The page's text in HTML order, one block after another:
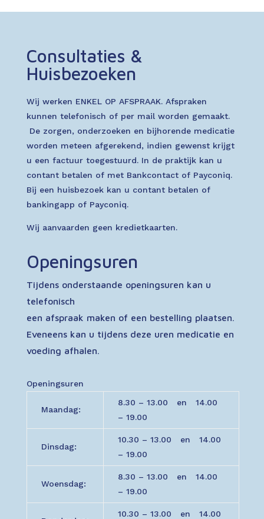
Consultaties &
Huisbezoeken
Wij werken ENKEL OP AFSPRAAK. Afspraken
kunnen telefonisch of per mail worden gemaakt.
De zorgen, onderzoeken en bijhorende medicatie
worden meteen afgerekend, indien gewenst krijgt
u een factuur toegestuurd. In de praktijk kan u
contant betalen of met Bankcontact of Payconiq.
Bij een huisbezoek kan u contant betalen of
bankingapp of Payconiq.
Wij aanvaarden geen kredietkaarten.
Openingsuren
Tijdens onderstaande openingsuren kan u
telefonisch
een afspraak maken of een bestelling plaatsen.
Eveneens kan u tijdens deze uren medicatie en
voeding afhalen.
Openingsuren
Maandag:
8.30 – 13.00 en 14.00
– 19.00
Dinsdag:
10.30 – 13.00 en 14.00
– 19.00
Woensdag:
8.30 – 13.00 en 14.00
– 19.00
10.30 – 13.00 en 14.00